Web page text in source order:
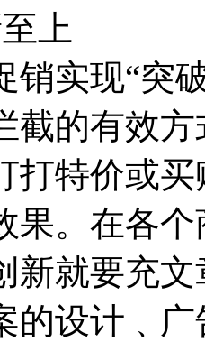
上
实现“突破
截的有效
打特价或
果。在各
新就要充
的设计﹑